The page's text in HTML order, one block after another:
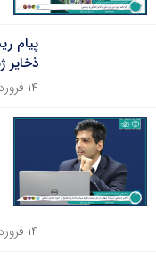
ذخایر
۱۴ فروردین ۱۴۰۴
۱۴ فروردین ۱۴۰۴